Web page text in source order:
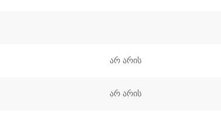
არ არის
არ არის